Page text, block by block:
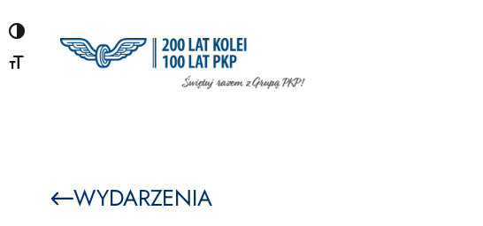
do
treści
WYDARZENIA